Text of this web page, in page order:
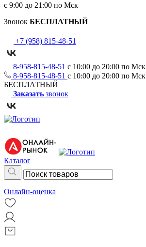
с 9:00 до 21:00 по Мск
Звонок БЕСПЛАТНЫЙ
+7 (958) 815-48-51
8-958-815-48-51 с 10:00 до 20:00 по Мск
8-958-815-48-51 с 10:00 до 20:00 по Мск
БЕСПЛАТНЫЙ
Заказать звонок
Каталог
Онлайн-оценка